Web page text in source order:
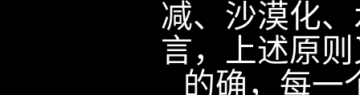
减、沙漠化
言，上述原
的确，每一